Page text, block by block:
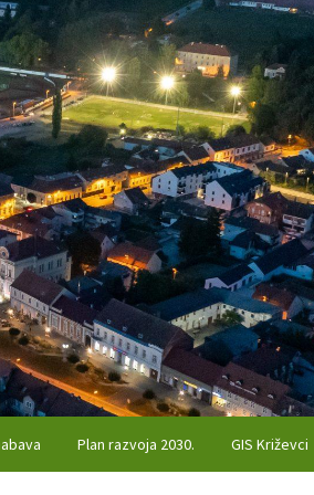
Plan razvoja 2030. GIS Križevci